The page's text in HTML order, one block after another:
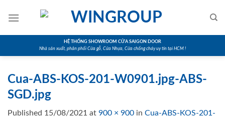
HỆ THỐNG SHOWROOM CỬA SAIGON DOOR
Nhà sản xuất, phân phối Cửa gỗ, Cửa Nhựa, Cửa chống cháy uy tín tại HCM !
Cua-ABS-KOS-201-W0901.jpg-ABS-
SGD.jpg
Published 15/08/2021 at 900 × 900 in Cua-ABS-KOS-201-